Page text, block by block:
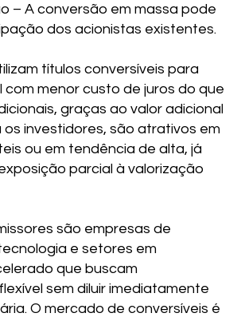
– A conversão em massa pode
dos acionistas existentes.
títulos conversíveis para
menor custo de juros do que
graças ao valor adicional
os investidores, são atrativos em
ou em tendência de alta, já
parcial à valorização
são empresas de
e setores em
que buscam
sem diluir imediatamente
O mercado de conversíveis é